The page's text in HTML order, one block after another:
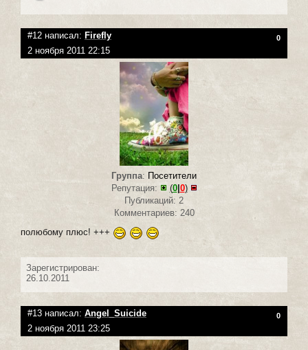
#12 написал: Firefly 0
2 ноября 2011 22:15
Группа: Посетители
Репутация:
(0|0)
Публикаций: 2
Комментариев: 240
полюбому плюс! +++
Зарегистрирован:
26.10.2011
#13 написал: Angel_Suicide 0
2 ноября 2011 23:25